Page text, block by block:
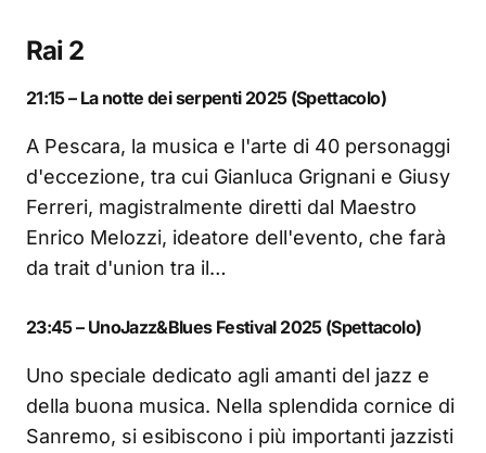
Rai 2
21:15 – La notte dei serpenti 2025 (Spettacolo)
A Pescara, la musica e l'arte di 40 personaggi
d'eccezione, tra cui Gianluca Grignani e Giusy
Ferreri, magistralmente diretti dal Maestro
Enrico Melozzi, ideatore dell'evento, che farà
da trait d'union tra il…
23:45 – UnoJazz&Blues Festival 2025 (Spettacolo)
Uno speciale dedicato agli amanti del jazz e
della buona musica. Nella splendida cornice di
Sanremo, si esibiscono i più importanti jazzisti